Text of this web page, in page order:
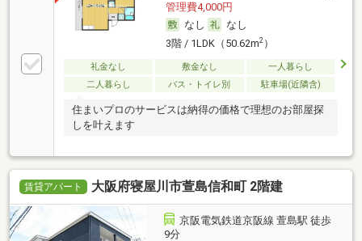
管理費4,000円
なし
なし
3階 / 1LDK（50.62m2）
礼金なし 敷金なし
一人暮らし
二人暮らし
バス・トイレ別 駐車場(近隣含)
住まいプロのサービスは納得の価格で理想のお部屋探
しを叶えます
賃貸アパート 大阪府寝屋川市萱島信和町 2階建
京阪電気鉄道京阪線 萱島駅 徒歩
9分